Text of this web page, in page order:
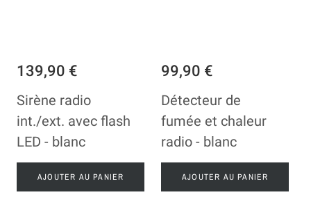
139,90 €
Sirène radio
int./ext. avec flash
LED - blanc
AJOUTER AU PANIER
99,90 €
Détecteur de
fumée et chaleur
radio - blanc
AJOUTER AU PANIER